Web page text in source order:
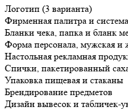
Логотип (3 варианта)
Фирменная палитра и
Бланки чека, папка и бланк
Форма персонала, мужская и
Настольная рекламная
Спички, пакетированный
Упаковка пищевая и стаканы
Брендирование предметов
Дизайн вывесок и табличек-